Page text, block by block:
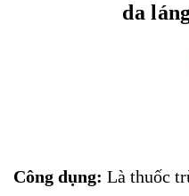
da
Công dụng: Là thuốc